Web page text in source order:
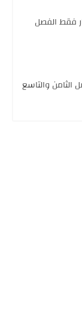
فقط الفصل
الثامن والتاسع